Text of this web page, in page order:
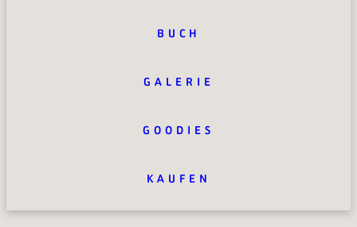
BUCH
GALERIE
GOODIES
KAUFEN